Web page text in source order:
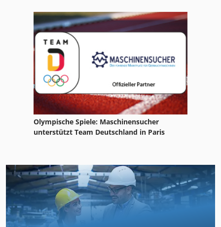
Olympische Spiele: Maschinensucher
unterstützt Team Deutschland in Paris